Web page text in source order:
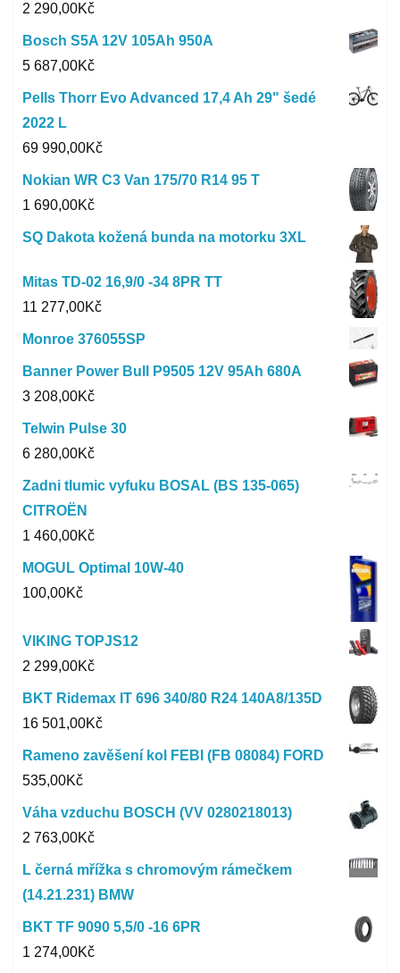
2 290,00Kč
Bosch S5A 12V 105Ah 950A
5 687,00Kč
Pells Thorr Evo Advanced 17,4 Ah 29" šedé
2022 L
69 990,00Kč
Nokian WR C3 Van 175/70 R14 95 T
1 690,00Kč
SQ Dakota kožená bunda na motorku 3XL
Mitas TD-02 16,9/0 -34 8PR TT
11 277,00Kč
Monroe 376055SP
Banner Power Bull P9505 12V 95Ah 680A
3 208,00Kč
Telwin Pulse 30
6 280,00Kč
Zadni tlumic vyfuku BOSAL (BS 135-065)
CITROËN
1 460,00Kč
MOGUL Optimal 10W-40
100,00Kč
VIKING TOPJS12
2 299,00Kč
BKT Ridemax IT 696 340/80 R24 140A8/135D
16 501,00Kč
Rameno zavěšení kol FEBI (FB 08084) FORD
535,00Kč
Váha vzduchu BOSCH (VV 0280218013)
2 763,00Kč
L černá mřížka s chromovým rámečkem
(14.21.231) BMW
BKT TF 9090 5,5/0 -16 6PR
1 274,00Kč